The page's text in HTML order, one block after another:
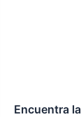
Encuentra